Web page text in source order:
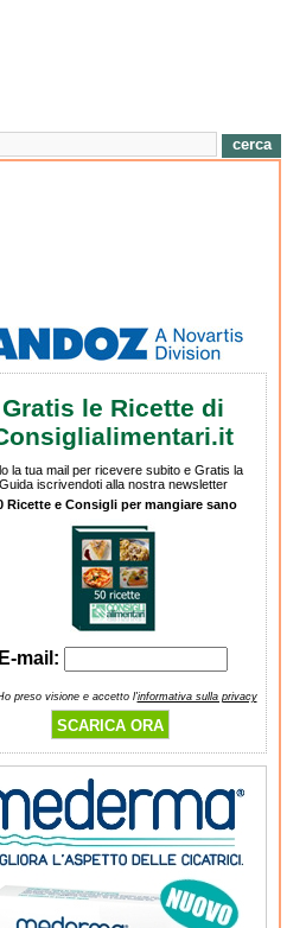
Gratis le Ricette di
la tua mail per ricevere subito e Gratis la
Guida iscrivendoti alla nostra newsletter
Ricette e Consigli per mangiare sano
E-mail:
preso visione e accetto l'informativa sulla privacy